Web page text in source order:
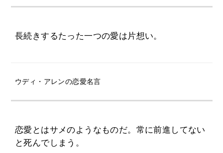
長続きするたった一つの愛は片想い。
ウディ・アレンの恋愛名言
恋愛とはサメのようなものだ。常に前進してない
と死んでしまう。